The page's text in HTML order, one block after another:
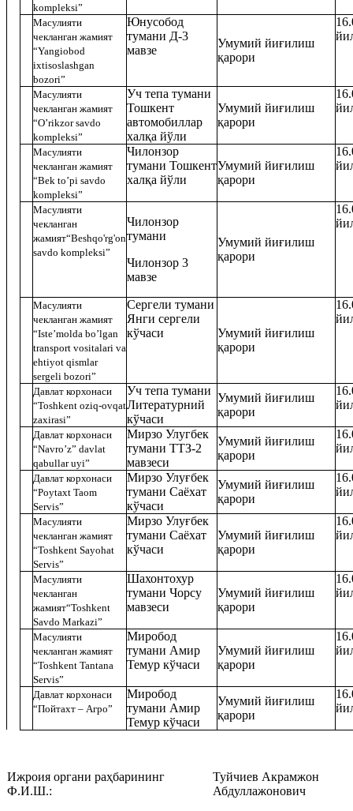
kompleksi”
Масулияти
чекланган жамият
“Yangiobod
ixtisoslashgan
bozori”
Юнусобод
тумани Д-3
мавзе
Умумий йиғилиш
қарори
Масулияти
чекланган жамият
“O’rikzor savdo
kompleksi”
Уч тепа тумани
Тошкент
автомобиллар
халқа йўли
Умумий йиғилиш
қарори
Масулияти
чекланган жамият
“Bek to’pi savdo
kompleksi”
Чилонзор
тумани Тошкент
халқа йўли
Умумий йиғилиш
қарори
Масулияти
чекланган
жамият“Beshqo'rg'on
savdo kompleksi”
Чилонзор
тумани
Чилонзор 3
мавзе
Умумий йиғилиш
қарори
Масулияти
чекланган жамият
“Iste’molda bo’lgan
transport vositalari va
ehtiyot qismlar
sergeli bozori”
Сергели тумани
Янги сергели
кўчаси
Умумий йиғилиш
қарори
Давлат корхонаси
“Toshkent oziq-ovqat
zaxirasi”
Уч тепа тумани
Литературний
кўчаси
Умумий йиғилиш
қарори
Давлат корхонаси
“Navro’z” davlat
qabullar uyi”
Мирзо Улугбек
тумани ТТЗ-2
мавзеси
Умумий йиғилиш
қарори
Давлат корхонаси
“Poytaxt Taom
Servis”
Мирзо Улуғбек
тумани Саёхат
кўчаси
Умумий йиғилиш
қарори
Масулияти
чекланган жамият
“Toshkent Sayohat
Servis”
Мирзо Улуғбек
тумани Саёхат
кўчаси
Умумий йиғилиш
қарори
Масулияти
чекланган
жамият“Toshkent
Savdo Markazi”
Шахонтохур
тумани Чорсу
мавзеси
Умумий йиғилиш
қарори
Масулияти
чекланган жамият
“Toshkent Tantana
Servis”
Миробод
тумани Амир
Темур кўчаси
Умумий йиғилиш
қарори
Давлат корхонаси
“Пойтахт – Агро”
Миробод
тумани Амир
Темур кўчаси
Умумий йиғилиш
қарори
Ижроия органи раҳбарининг
Ф.И.Ш.:‎
Туйчиев Акрамжон
Абдуллажонович ‎‎‎